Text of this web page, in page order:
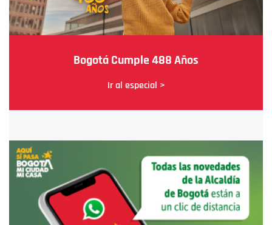
Bogotá Cumple 488 Años
Ir al especial >